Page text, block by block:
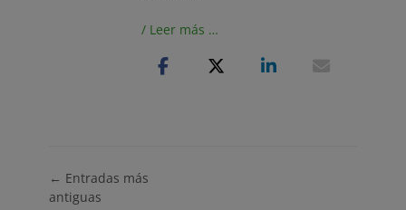
/ Leer más …
Navegación
de
← Entradas más
antiguas